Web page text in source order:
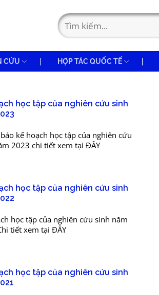
CỨU HỢP TÁC QUỐC TẾ
học tập của nghiên cứu sinh
kế hoạch học tập của nghiên cứu
2023 chi tiết xem tại ĐÂY
học tập của nghiên cứu sinh
học tập của nghiên cứu sinh năm
tiết xem tại ĐÂY
học tập của nghiên cứu sinh